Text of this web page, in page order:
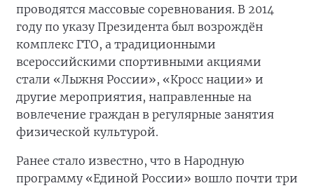
проводятся массовые соревнования. В 2014
году по указу Президента был возрождён
комплекс ГТО, а традиционными
всероссийскими спортивными акциями
стали «Лыжня России», «Кросс нации» и
другие мероприятия, направленные на
вовлечение граждан в регулярные занятия
физической культурой.
Ранее стало известно, что в Народную
программу «Единой России» вошло почти три